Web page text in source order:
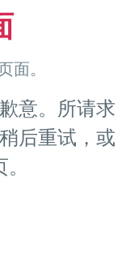
面。
意。所请求
后重试，或